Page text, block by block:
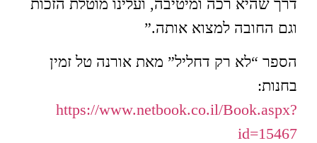
דרך שהיא רכה ומיטיבה, ועלינו מוטלת הזכות
וגם החובה למצוא אותה.”
הספר “לא רק דחליל” מאת אורנה טל זמין
בחנות:
https://www.netbook.co.il/Book.aspx?
id=15467